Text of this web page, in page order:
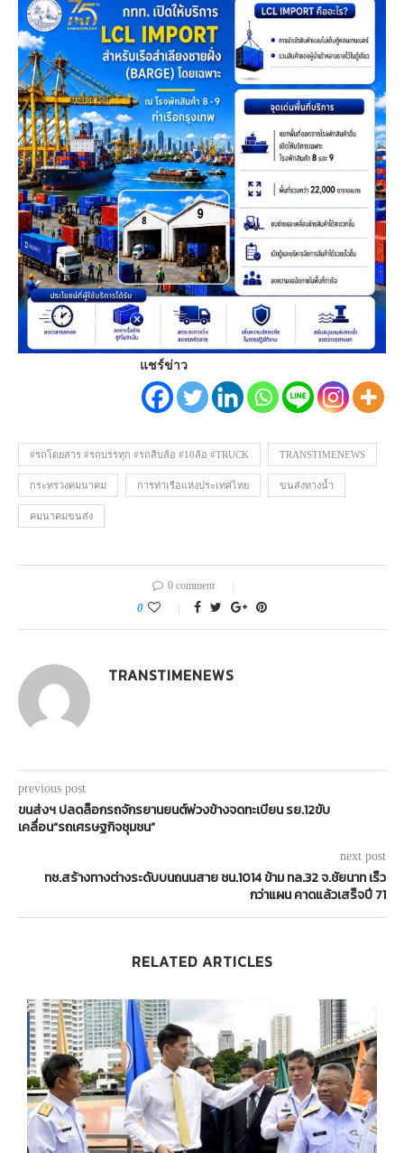
แชร์ข่าว
#รถโดยสาร #รถบรรทุก #รถสิบล้อ #10ล้อ #TRUCK TRANSTIMENEWS
กระทรวงคมนาคม การท่าเรือแห่งประเทศไทย ขนส่งทางน้ำ
คมนาคมขนส่ง
0 comment
0
TRANSTIMENEWS
previous post
ขนส่งฯ ปลดล็อกรถจักรยานยนต์พ่วงข้างจดทะเบียน รย.12ขับ
เคลื่อน“รถเศรษฐกิจชุมชน”
next post
ทช.สร้างทางต่างระดับบนถนนสาย ชน.1014 ข้าม ทล.32 จ.ชัยนาท เร็ว
กว่าแผน คาดแล้วเสร็จปี 71
RELATED ARTICLES